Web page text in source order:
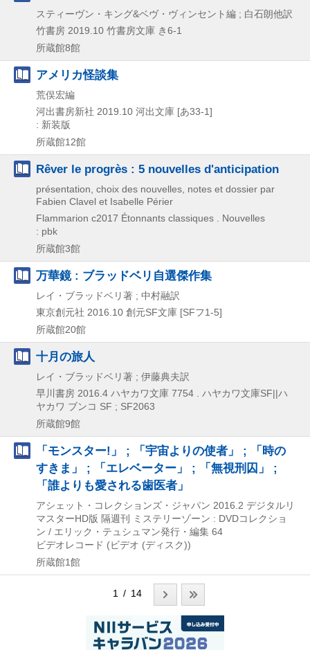
スティーヴン・キング&ベヴ・ヴィンセント編 ; 白石朗他訳
竹書房 2019.10 竹書房文庫 き6-1
所蔵館8館
アメリカ怪談集
荒俣宏編
河出書房新社 2019.10 河出文庫 [あ33-1]
: 新装版
所蔵館12館
Rêver le progrès : 5 nouvelles d'anticipation
présentation, choix des nouvelles, notes et dossier par
Fabien Clavel et Isabelle Périer
Flammarion c2017 Étonnants classiques . Nouvelles
: pbk
所蔵館3館
万華鏡 : ブラッドベリ自選傑作集
レイ・ブラッドベリ著 ; 中村融訳
東京創元社 2016.10 創元SF文庫 [SFフ1-5]
所蔵館20館
十月の旅人
レイ・ブラッドベリ著 ; 伊藤典夫訳
早川書房 2016.4 ハヤカワ文庫 7754 . ハヤカワ文庫SF||ハ
ヤカワ ブンコ SF ; SF2063
所蔵館9館
「モンスター!」 ; 「宇宙よりの使者」 ; 「時の
すきま」 ; 「エレベーター」 ; 「無視刑囚」 ;
「誰よりも愛される歯医者」
アシェット・コレクションズ・ジャパン 2016.2 デジタルリ
マスターHD版 隔週刊 ミステリーゾーン : DVDコレクショ
ン / エリック・テュシュマン発行・編集 64
ビデオレコード (ビデオ (ディスク))
所蔵館1館
1 / 14